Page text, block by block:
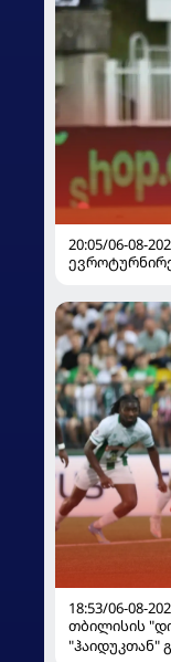
20:05/06-08-
18:53/06-08-
თბილისის
"ჰაიდუკთან"